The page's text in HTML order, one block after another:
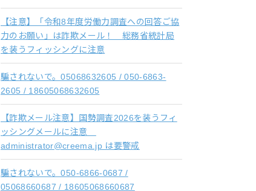
【注意】「令和8年度労働力調査への回答ご協
力のお願い」は詐欺メール！ 総務省統計局
を装うフィッシングに注意
騙されないで。05068632605 / 050-6863-
2605 / 18605068632605
【詐欺メール注意】国勢調査2026を装うフィ
ッシングメールに注意
administrator@creema.jp は要警戒
騙されないで。050-6866-0687 /
05068660687 / 18605068660687